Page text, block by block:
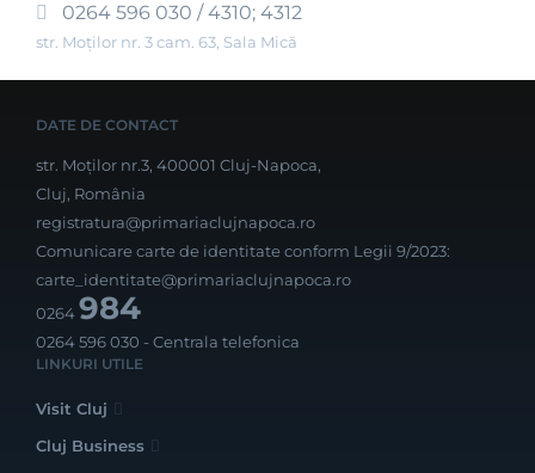
0264 596 030 / 4310; 4312
str. Moților nr. 3 cam. 63, Sala Mică
DATE DE CONTACT
str. Moților nr.3, 400001 Cluj-Napoca,
Cluj, România
registratura@primariaclujnapoca.ro
Comunicare carte de identitate conform Legii 9/2023:
carte_identitate@primariaclujnapoca.ro
0264984
0264 596 030 - Centrala telefonica
LINKURI UTILE
Visit Cluj
Cluj Business